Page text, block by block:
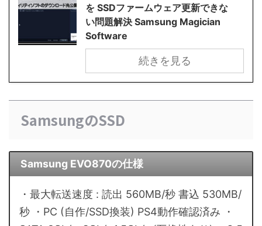
を SSDファームウェア更新できな
い問題解決 Samsung Magician
Software
続きを見る
SamsungのSSD
Samsung EVO870の仕様
・最大転送速度 : 読出 560MB/秒 書込 530MB/
秒 ・PC (自作/SSD換装) PS4動作確認済み ・